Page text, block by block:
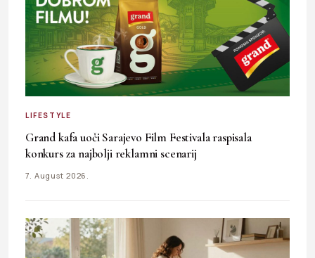
LIFESTYLE
Grand kafa uoči Sarajevo Film Festivala raspisala
konkurs za najbolji reklamni scenarij
7. August 2026.